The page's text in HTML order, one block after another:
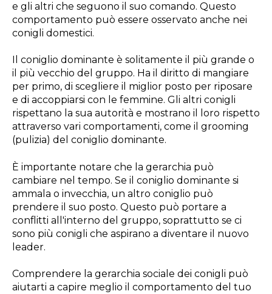
e gli altri che seguono il suo comando. Questo
comportamento può essere osservato anche nei
conigli domestici.
Il coniglio dominante è solitamente il più grande o
il più vecchio del gruppo. Ha il diritto di mangiare
per primo, di scegliere il miglior posto per riposare
e di accoppiarsi con le femmine. Gli altri conigli
rispettano la sua autorità e mostrano il loro rispetto
attraverso vari comportamenti, come il grooming
(pulizia) del coniglio dominante.
È importante notare che la gerarchia può
cambiare nel tempo. Se il coniglio dominante si
ammala o invecchia, un altro coniglio può
prendere il suo posto. Questo può portare a
conflitti all'interno del gruppo, soprattutto se ci
sono più conigli che aspirano a diventare il nuovo
leader.
Comprendere la gerarchia sociale dei conigli può
aiutarti a capire meglio il comportamento del tuo